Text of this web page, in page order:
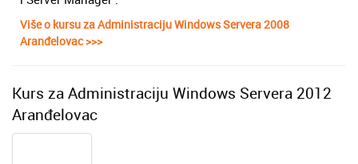
Više o kursu za Administraciju Windows Servera 2008
Aranđelovac >>>
Kurs za Administraciju Windows Servera 2012
Aranđelovac